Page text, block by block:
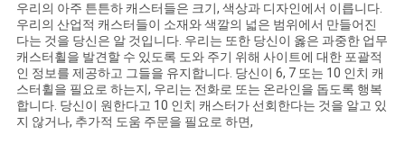
우리의 아주 튼튼하 캐스터들은 크기, 색상과 디자인에서 이릅니다.
우리의 산업적 캐스터들이 소재와 색깔의 넓은 범위에서 만들어진
다는 것을 당신은 알 것입니다. 우리는 또한 당신이 옳은 과중한 업무
캐스터휠을 발견할 수 있도록 도와 주기 위해 사이트에 대한 포괄적
인 정보를 제공하고 그들을 유지합니다. 당신이 6, 7 또는 10 인치 캐
스터휠을 필요로 하는지, 우리는 전화로 또는 온라인을 돕도록 행복
합니다. 당신이 원한다고 10 인치 캐스터가 선회한다는 것을 알고 있
지 않거나, 추가적 도움 주문을 필요로 하면,